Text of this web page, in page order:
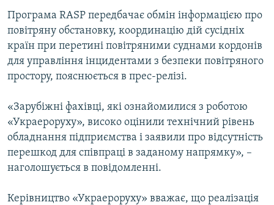
Усі сайти RFE/RL
Програма RASP передбачає обмін інформацією про
повітряну обстановку, координацію дій сусідніх
країн при перетині повітряними суднами кордонів
для управління інцидентами з безпеки повітряного
простору, пояснюється в прес-релізі.
«Зарубіжні фахівці, які ознайомилися з роботою
«Украероруху», високо оцінили технічний рівень
обладнання підприємства і заявили про відсутність
перешкод для співпраці в заданому напрямку», –
наголошується в повідомленні.
Керівництво «Украероруху» вважає, що реалізація